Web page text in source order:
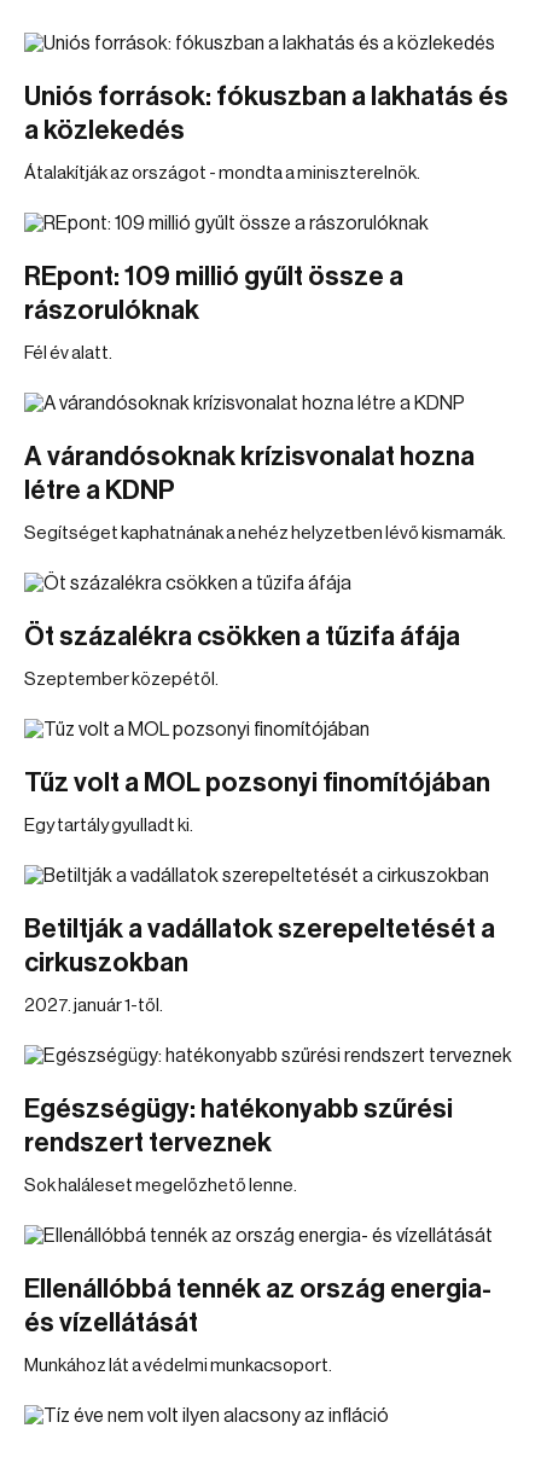
Uniós források: fókuszban a lakhatás és
a közlekedés
Átalakítják az országot - mondta a miniszterelnök.
REpont: 109 millió gyűlt össze a
rászorulóknak
Fél év alatt.
A várandósoknak krízisvonalat hozna
létre a KDNP
Segítséget kaphatnának a nehéz helyzetben lévő kismamák.
Öt százalékra csökken a tűzifa áfája
Szeptember közepétől.
Tűz volt a MOL pozsonyi finomítójában
Egy tartály gyulladt ki.
Betiltják a vadállatok szerepeltetését a
cirkuszokban
2027. január 1-től.
Egészségügy: hatékonyabb szűrési
rendszert terveznek
Sok haláleset megelőzhető lenne.
Ellenállóbbá tennék az ország energia-
és vízellátását
Munkához lát a védelmi munkacsoport.